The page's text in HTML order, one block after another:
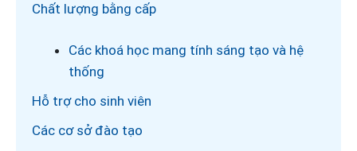
Chất lượng bằng cấp
Các khoá học mang tính sáng tạo và hệ
thống
Hỗ trợ cho sinh viên
Các cơ sở đào tạo